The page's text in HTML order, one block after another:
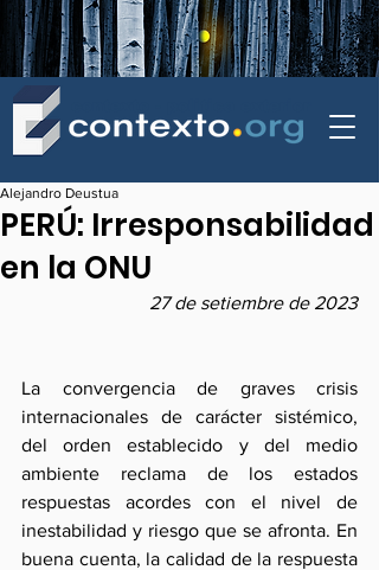
PERÚ: Irresponsabilidad
en la ONU
Alejandro Deustua
27 de setiembre de 2023
La convergencia de graves crisis
internacionales de carácter sistémico,
del orden establecido y del medio
ambiente reclama de los estados
respuestas acordes con el nivel de
inestabilidad y riesgo que se afronta. En
buena cuenta, la calidad de la respuesta